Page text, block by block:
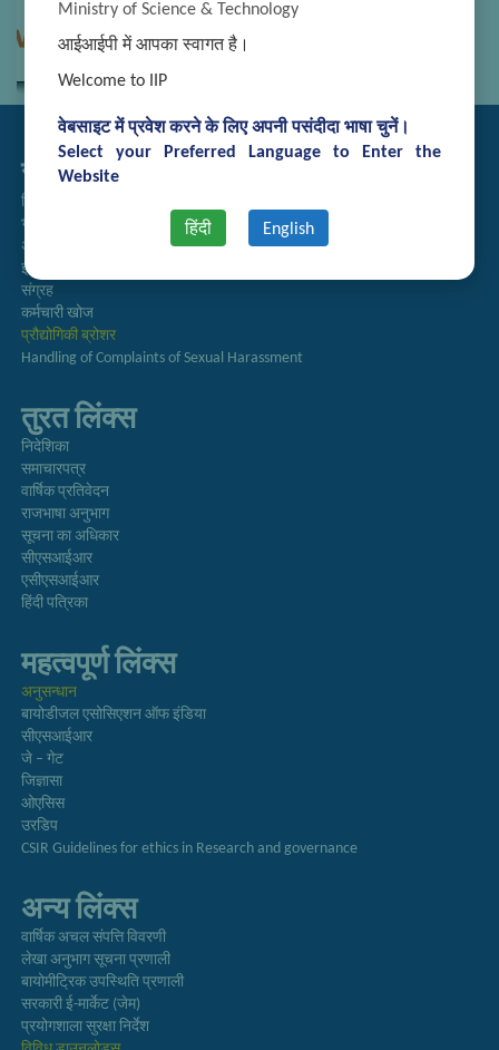
Ministry of Science & Technology
आईआईपी में आपका स्वागत है।
Welcome to IIP
वेबसाइट में प्रवेश करने के लिए अपनी पसंदीदा भाषा चुनें।
Select your Preferred Language to Enter the
Website
हिंदी English
सम्बद्ध लिंक्स
निविदा प्रबंधन
भर्ती
अतिथि गृह आरक्षण
इंट्रानेट
संग्रह
कर्मचारी खोज
प्रौद्योगिकी ब्रोशर
Handling of Complaints of Sexual Harassment
तुरत लिंक्स
निदेशिका
समाचारपत्र
वार्षिक प्रतिवेदन
राजभाषा अनुभाग
सूचना का अधिकार
सीएसआईआर
एसीएसआईआर
हिंदी पत्रिका
महत्वपूर्ण लिंक्स
अनुसन्धान
बायोडीजल एसोसिएशन ऑफ इंडिया
सीएसआईआर
जे – गेट
जिज्ञासा
ओएसिस
उरडिप
CSIR Guidelines for ethics in Research and governance
अन्य लिंक्स
वार्षिक अचल संपत्ति विवरणी
लेखा अनुभाग सूचना प्रणाली
बायोमीट्रिक उपस्थिति प्रणाली
सरकारी ई-मार्केट (जेम)
प्रयोगशाला सुरक्षा निर्देश